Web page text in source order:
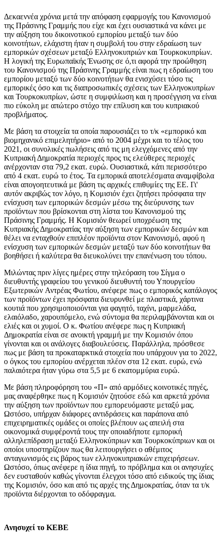
Δεκαεννέα χρόνια μετά την απόφαση εφαρμογής του Κανονισμού
της Πράσινης Γραμμής που είχε και έχει ουσιαστικά να κάνει με
την αύξηση του δικοινοτικού εμπορίου μεταξύ των δύο
κοινοτήτων, ελάχιστη ήταν η συμβολή του στην εδραίωση των
εμπορικών σχέσεων μεταξύ Ελληνοκυπριών και Τουρκοκυπρίων.
Η λογική της Ευρωπαϊκής Ένωσης σε ό,τι αφορά την προώθηση
του Κανονισμού της Πράσινης Γραμμής είναι πως η εδραίωση του
εμπορίου μεταξύ των δύο κοινοτήτων θα ενισχύσει τόσο τις
εμπορικές όσο και τις διαπροσωπικές σχέσεις των Ελληνοκυπρίων
και Τουρκοκυπρίων, ώστε η συμφιλίωση και η προσέγγιση να είναι
πιο εύκολη με απώτερο στόχο την επίλυση και του κυπριακού
προβλήματος.
Με βάση τα στοιχεία τα οποία παρουσιάζει το τ/κ «εμπορικό και
βιομηχανικό επιμελητήριο» από το 2004 μέχρι και το τέλος του
2021, οι συνολικές πωλήσεις από τις μη ελεγχόμενες από την
Κυπριακή Δημοκρατία περιοχές προς τις ελεύθερες περιοχές
ανέρχονταν στα 79,2 εκατ. ευρώ. Ουσιαστικά, κάτι περισσότερο
από 4 εκατ. ευρώ το έτος. Τα εμπορικά αποτελέσματα αναμφίβολα
είναι απογοητευτικά με βάση τις αρχικές επιθυμίες της ΕΕ. Γι'
αυτόν ακριβώς τον λόγο, η Κομισιόν έχει ζητήσει πρόσφατα την
ενίσχυση των εμπορικών δεσμών μέσω της διεύρυνσης των
προϊόντων που βρίσκονται στη λίστα του Κανονισμού της
Πράσινης Γραμμής. Η Κομισιόν θεωρεί υποχρέωση της
Κυπριακής Δημοκρατίας την αύξηση των εμπορικών δεσμών και
θέλει να ενταχθούν επιπλέον προϊόντα στον Κανονισμό, αφού η
ενίσχυση των εμπορικών δεσμών μεταξύ των δύο κοινοτήτων θα
βοηθήσει ή καλύτερα θα διευκολύνει την επανένωση του τόπου.
Μιλώντας πριν λίγες ημέρες στην τηλεόραση του Σίγμα ο
διευθυντής γραφείου του γενικού διευθυντή του Υπουργείου
Εξωτερικών Αντρέας Φωτίου, ανέφερε πως ο εμπορικός κατάλογος
των προϊόντων έχει πρόσφατα διευρυνθεί με πλαστικά, χάρτινα
κουτιά που χρησιμοποιούνται για φαγητό, ταχίνι, μαρμελάδα,
ελαιόλαδο, χαρουπόμελο, ενώ σύντομα θα περιλαμβάνονται και οι
ελιές και οι χυμοί. Ο κ. Φωτίου ανέφερε πως η Κυπριακή
Δημοκρατία είναι σε ανοικτή γραμμή με την Κομισιόν όπου
γίνονται και οι ανάλογες διαβουλεύσεις. Παράλληλα, πρόσθεσε
πως με βάση τα προκαταρκτικά στοιχεία που υπάρχουν για το 2022,
ο όγκος του εμπορίου ανέρχεται πλέον στα 12 εκατ. ευρώ, ενώ
παλαιότερα ήταν γύρω στα 5,5 με 6 εκατομμύρια ευρώ.
Με βάση πληροφόρηση του «Π» από αρμόδιες κοινοτικές πηγές,
μας αναφέρθηκε πως η Κομισιόν ζητούσε εδώ και αρκετά χρόνια
την αύξηση των προϊόντων που εμπορευόμαστε μεταξύ μας.
Ωστόσο, υπήρχαν διάφορες αντιδράσεις και παράπονα από
επιχειρηματικές ομάδες οι οποίες βλέπουν ως απειλή στα
οικονομικά συμφέροντά τους την οποιαδήποτε εμπορική
αλληλεπίδραση μεταξύ Ελληνοκύπριων και Τουρκοκύπριων και οι
οποίοι υποστηρίζουν πως θα λειτουργήσει ο αθέμιτος
ανταγωνισμός εις βάρος των ελληνοκυπριακών επιχειρήσεων.
Ωστόσο, όπως ανέφερε η ίδια πηγή, το πρόβλημα και οι ανησυχίες
δεν ευσταθούν καθώς γίνονται έλεγχοι τόσο από ειδικούς της ίδιας
της Κομισιόν, όσο και από τις αρχές της Δημοκρατίας, όταν τα τ/κ
προϊόντα διέρχονται το οδόφραγμα.
Ανησυχεί το ΚΕΒΕ